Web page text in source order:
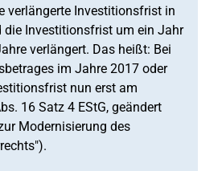
verlängerte Investitionsfrist in
Investitionsfrist um ein Jahr
verlängert. Das heißt: Bei
im Jahre 2017 oder
nun erst am
16 Satz 4 EStG, geändert
Modernisierung des